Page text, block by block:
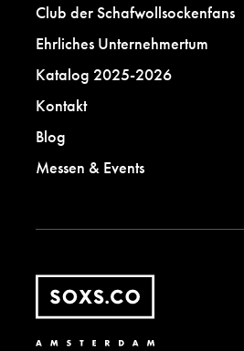
Club der Schafwollsockenfans
Ehrliches Unternehmertum
Katalog 2025-2026
Kontakt
Blog
Messen & Events